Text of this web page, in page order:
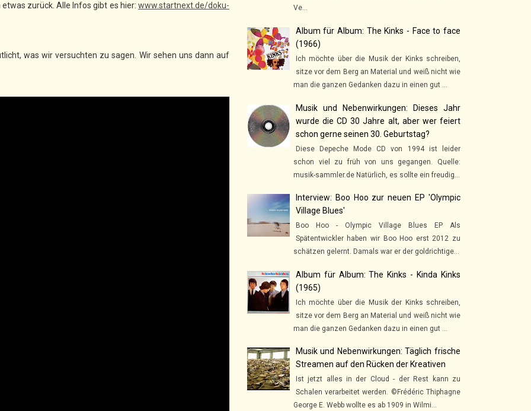
zurück. Alle Infos gibt es hier: www.startnext.de/doku-
was wir versuchten zu sagen. Wir sehen uns dann auf
Ve...
Album für Album: The Kinks - Face to face
(1966)
Ich möchte über die Musik der Kinks schreiben,
sitze vor dem Berg an Material und weiß nicht wie
man die ganzen Gedanken dazu in einen gut ...
Musik und Nebenwirkungen: Dieses Jahr
wurde die CD 30 Jahre alt, aber wer feiert
schon gerne seinen 30. Geburtstag?
Diese Depeche Mode CD von 1994 ist leider
schon viel zu früh von uns gegangen. Quelle:
musik-sammler.de Natürlich, es sollte ein freudig...
Interview: Boo Hoo zur neuen EP 'Olympic
Village Blues'
Boo Hoo - Olympic Village Blues EP Als
Spätentwickler haben wir Boo Hoo erst 2012 zu
schätzen gelernt. Damals war er der goldrichtige...
Album für Album: The Kinks - Kinda Kinks
(1965)
Ich möchte über die Musik der Kinks schreiben,
sitze vor dem Berg an Material und weiß nicht wie
man die ganzen Gedanken dazu in einen gut ...
Musik und Nebenwirkungen: Täglich frische
Streamen auf den Rücken der Kreativen
Ist jetzt alles in der Cloud - der Rest kann zu
Schalen verarbeitet werden. ©Frédéric Thiphagne
George E. Webb wollte es ab 1909 in Wilmi...